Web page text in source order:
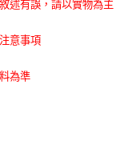
述有誤，請以實物為主
意事項
為準